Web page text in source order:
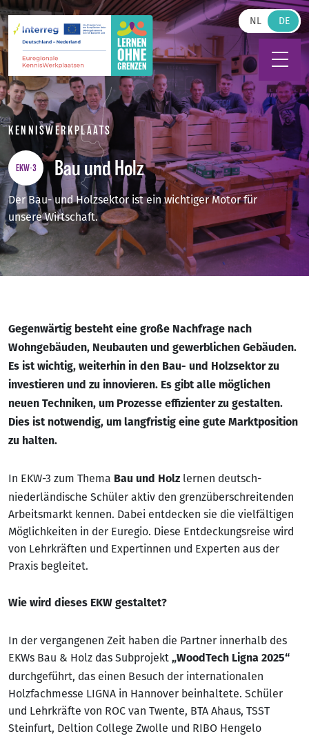
Zum Hauptinhalt springen
NL
KENNISWERKPLAATS
EKW-3 Bau und Holz
Der Bau- und Holzsektor ist ein wichtiger Motor für
unsere Wirtschaft.
Gegenwärtig besteht eine große Nachfrage nach
Wohngebäuden, Neubauten und gewerblichen Gebäuden.
Es ist wichtig, weiterhin in den Bau- und Holzsektor zu
investieren und zu innovieren. Es gibt alle möglichen
neuen Techniken, um Prozesse effizienter zu gestalten.
Dies ist notwendig, um langfristig eine gute Marktposition
zu halten.
In EKW-3 zum Thema Bau und Holz lernen deutsch-
niederländische Schüler aktiv den grenzüberschreitenden
Arbeitsmarkt kennen. Dabei entdecken sie die vielfältigen
Möglichkeiten in der Euregio. Diese Entdeckungsreise wird
von Lehrkräften und Expertinnen und Experten aus der
Praxis begleitet.
Wie wird dieses EKW gestaltet?
In der vergangenen Zeit haben die Partner innerhalb des
EKWs Bau & Holz das Subprojekt „WoodTech Ligna 2025“
durchgeführt, das einen Besuch der internationalen
Holzfachmesse LIGNA in Hannover beinhaltete. Schüler
und Lehrkräfte von ROC van Twente, BTA Ahaus, TSST
Steinfurt, Deltion College Zwolle und RIBO Hengelo